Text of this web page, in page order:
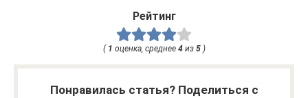
Рейтинг
( 1 оценка, среднее 4из 5)
Понравилась статья? Поделиться с